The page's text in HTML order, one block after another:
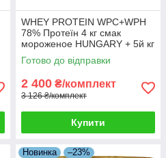
WHEY PROTEIN WPC+WPH
78% Протеїн 4 кг смак
мороженое HUNGARY + 5й кг
Протеїну в Подарунок!
Готово до відправки
2 400 ₴/комплект
3 126 ₴/комплект
Купити
Новинка –23%